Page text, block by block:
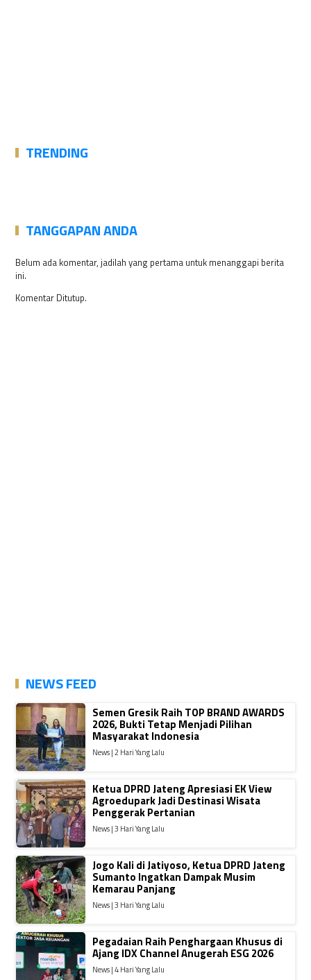
TRENDING
TANGGAPAN ANDA
Belum ada komentar, jadilah yang pertama untuk menanggapi berita
ini.
Komentar Ditutup.
NEWS FEED
Semen Gresik Raih TOP BRAND AWARDS
2026, Bukti Tetap Menjadi Pilihan
Masyarakat Indonesia
News | 2 Hari Yang Lalu
Ketua DPRD Jateng Apresiasi EK View
Agroedupark Jadi Destinasi Wisata
Penggerak Pertanian
News | 3 Hari Yang Lalu
Jogo Kali di Jatiyoso, Ketua DPRD Jateng
Sumanto Ingatkan Dampak Musim
Kemarau Panjang
News | 3 Hari Yang Lalu
Pegadaian Raih Penghargaan Khusus di
Ajang IDX Channel Anugerah ESG 2026
News | 4 Hari Yang Lalu